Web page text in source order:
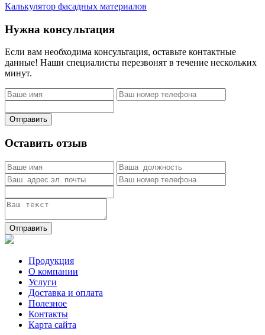
Калькулятор фасадных материалов
Нужна консультация
Если вам необходима консультация, оставьте контактные
данные! Наши специалисты перезвонят в течение нескольких
минут.
Отправить
Оставить отзыв
Отправить
Продукция
О компании
Услуги
Доставка и оплата
Полезное
Контакты
Карта сайта